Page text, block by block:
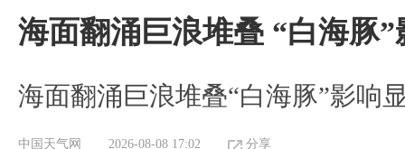
海面翻涌巨浪堆叠 “白海豚”
海面翻涌巨浪堆叠“白海豚”影响
中国天气网 2026-08-08 17:02 分享